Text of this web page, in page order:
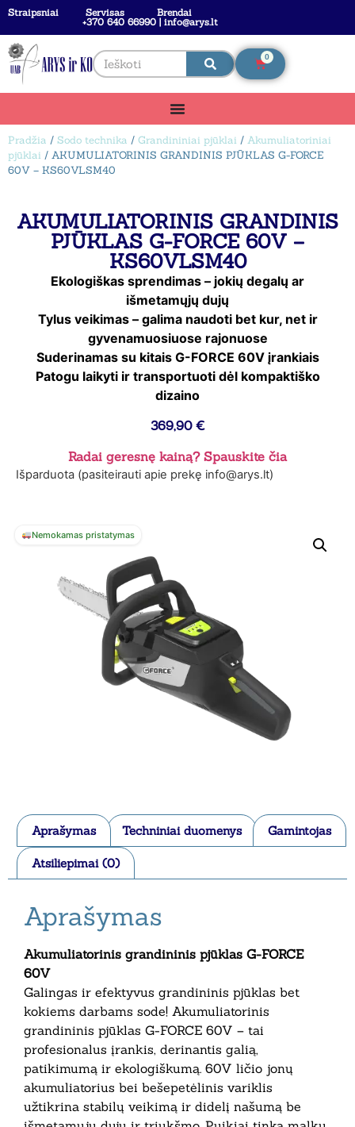
Straipsniai Servisas
Brendai
+370 640 66990 | info@arys.lt
0
Pradžia / Sodo technika / Grandininiai pjūklai / Akumuliatoriniai
pjūklai / AKUMULIATORINIS GRANDINIS PJŪKLAS G-FORCE
60V – KS60VLSM40
AKUMULIATORINIS GRANDINIS
PJŪKLAS G-FORCE 60V –
KS60VLSM40
Ekologiškas sprendimas – jokių degalų ar
išmetamųjų dujų
Tylus veikimas – galima naudoti bet kur, net ir
gyvenamuosiuose rajonuose
Suderinamas su kitais G-FORCE 60V įrankiais
Patogu laikyti ir transportuoti dėl kompaktiško
dizaino
369,90 €
Radai geresnę kainą? Spauskite čia
Išparduota (pasiteirauti apie prekę info@arys.lt)
Nemokamas pristatymas
Aprašymas Techniniai duomenys Gamintojas
Atsiliepimai (0)
Aprašymas
Akumuliatorinis grandininis pjūklas G-FORCE
60V
Galingas ir efektyvus grandininis pjūklas bet
kokiems darbams sode! Akumuliatorinis
grandininis pjūklas G-FORCE 60V – tai
profesionalus įrankis, derinantis galią,
patikimumą ir ekologiškumą. 60V ličio jonų
akumuliatorius bei bešepetėlinis variklis
užtikrina stabilų veikimą ir didelį našumą be